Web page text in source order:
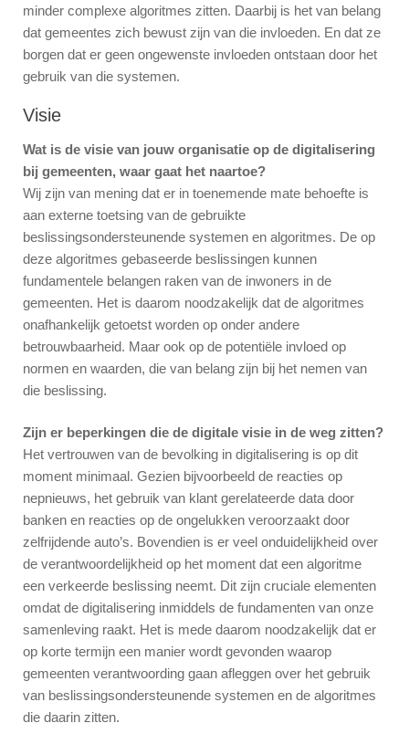
minder complexe algoritmes zitten. Daarbij is het van belang
dat gemeentes zich bewust zijn van die invloeden. En dat ze
borgen dat er geen ongewenste invloeden ontstaan door het
gebruik van die systemen.
Visie
Wat is de visie van jouw organisatie op de digitalisering
bij gemeenten, waar gaat het naartoe?
Wij zijn van mening dat er in toenemende mate behoefte is
aan externe toetsing van de gebruikte
beslissingsondersteunende systemen en algoritmes. De op
deze algoritmes gebaseerde beslissingen kunnen
fundamentele belangen raken van de inwoners in de
gemeenten. Het is daarom noodzakelijk dat de algoritmes
onafhankelijk getoetst worden op onder andere
betrouwbaarheid. Maar ook op de potentiële invloed op
normen en waarden, die van belang zijn bij het nemen van
die beslissing.
Zijn er beperkingen die de digitale visie in de weg zitten?
Het vertrouwen van de bevolking in digitalisering is op dit
moment minimaal. Gezien bijvoorbeeld de reacties op
nepnieuws, het gebruik van klant gerelateerde data door
banken en reacties op de ongelukken veroorzaakt door
zelfrijdende auto’s. Bovendien is er veel onduidelijkheid over
de verantwoordelijkheid op het moment dat een algoritme
een verkeerde beslissing neemt. Dit zijn cruciale elementen
omdat de digitalisering inmiddels de fundamenten van onze
samenleving raakt. Het is mede daarom noodzakelijk dat er
op korte termijn een manier wordt gevonden waarop
gemeenten verantwoording gaan afleggen over het gebruik
van beslissingsondersteunende systemen en de algoritmes
die daarin zitten.